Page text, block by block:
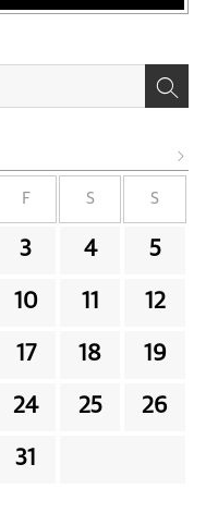
F S S
3 4 5
10 11 12
17 18 19
24 25 26
31